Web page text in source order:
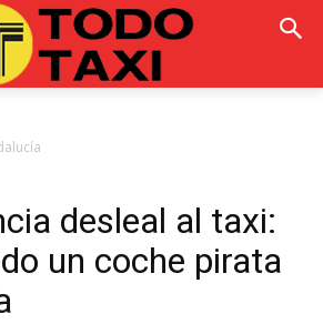
desleal al taxi:
un coche pirata